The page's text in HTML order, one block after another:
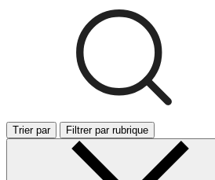
Trier par Filtrer par rubrique